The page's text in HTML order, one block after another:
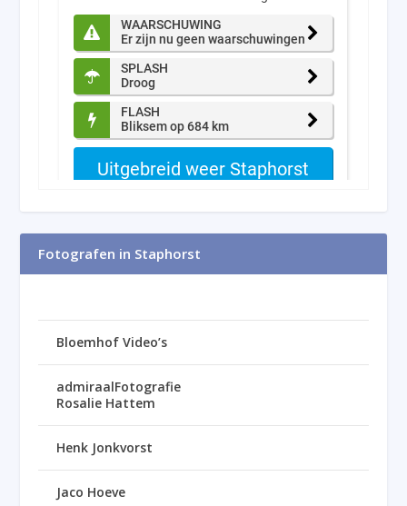
Fotografen in Staphorst
Bloemhof Video’s
admiraalFotografie
Rosalie Hattem
Henk Jonkvorst
Jaco Hoeve